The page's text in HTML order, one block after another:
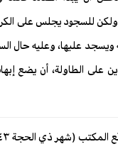
ولكن للسجود يجلس على
ويسجد عليها، وعليه حال
على الطاولة، أن يضع
المكتب (شهر ذي الحجة ١٤٤٣)